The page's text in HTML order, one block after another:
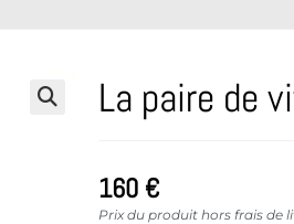
La paire de
160 €
Prix du produit hors frais de